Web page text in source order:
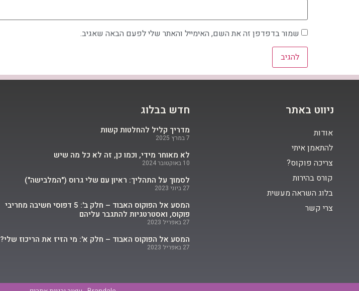
שמור בדפדפן זה את השם, האימייל והאתר שלי לפעם הבאה שאגיב.
ניווט באתר
אודות
להתאמן איתי
צריכה פוקוס?
קורס בהירות
בלוג השראה מעשית
צרי קשר
חדש בבלוג
מדריך קליל להחלטות קשות
7 במרץ 2025
לא מאוחר מידי, וכמו כן, זה לא כל מה שיש
10 באוקטובר 2024
לסמוך על התהליך: ראיון עם שלי גרוס ("המלבישה")
27 ביוני 2023
המסע אל הפוקוס האבוד – חלק ב': 5 דפוסי חשיבה מחריבי
פוקוס, ואסטרטגיות להתגבר עליהם
27 באפריל 2023
המסע אל הפוקוס האבוד – חלק א': מי הזיז את הריכוז שלי?
27 באפריל 2023